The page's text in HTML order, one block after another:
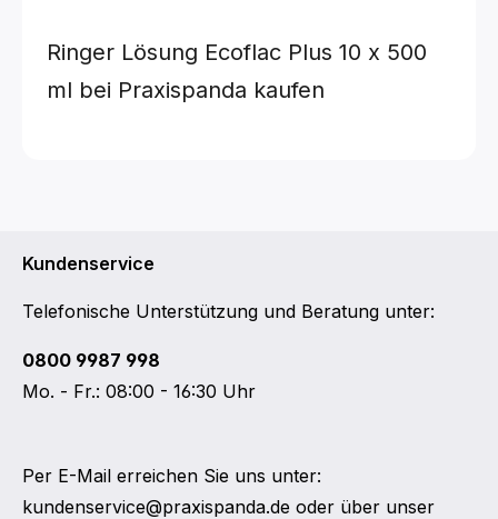
Ringer Lösung Ecoflac Plus 10 x 500
ml bei Praxispanda kaufen
Kundenservice
Telefonische Unterstützung und Beratung unter:
0800 9987 998
Mo. - Fr.: 08:00 - 16:30 Uhr
Per E-Mail erreichen Sie uns unter:
kundenservice@praxispanda.de oder über unser